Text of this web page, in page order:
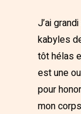
J’ai
kabyles
tôt hélas
est une
pour
mon